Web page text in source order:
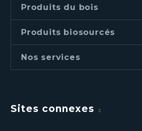
Produits du bois
Produits biosourcés
Nos services
Sites connexes